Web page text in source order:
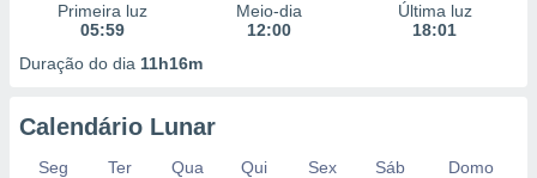
Primeira luz
05:59
Meio-dia
12:00
Última luz
18:01
Duração do dia 11h16m
Calendário Lunar
Seg Ter Qua Qui Sex Sáb
Domo